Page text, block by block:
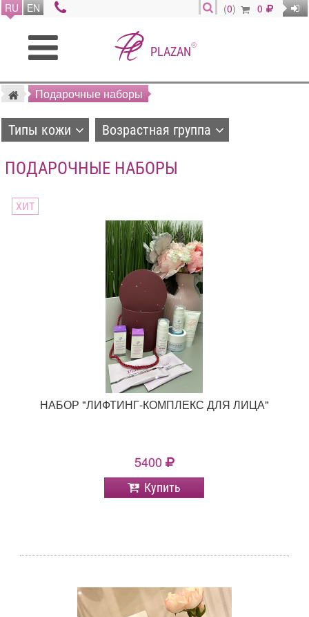
RU EN (0) 0
PLAZAN®
Подарочные наборы
Типы кожи Возрастная группа
ПОДАРОЧНЫЕ НАБОРЫ
ХИТ
НАБОР "ЛИФТИНГ-КОМПЛЕКС ДЛЯ ЛИЦА"
5400
Купить